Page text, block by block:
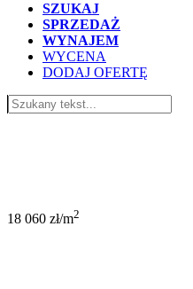
SZUKAJ
SPRZEDAŻ
WYNAJEM
WYCENA
DODAJ OFERTĘ
18 060 zł/m2